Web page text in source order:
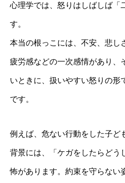
心理学では、怒りはしばしば「
す。
本当の根っこには、不安、悲し
疲労感などの一次感情があり、
いときに、扱いやすい怒りの形
です。
例えば、危ない行動をした子ど
背景には、「ケガをしたらどう
怖があります。約束を守らない